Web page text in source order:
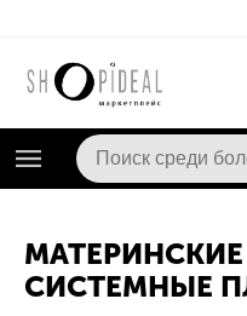
СИСТЕМНЫЕ